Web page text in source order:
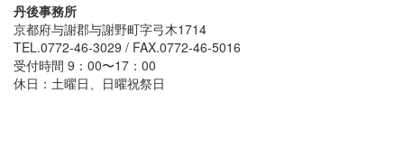
丹後事務所
京都府与謝郡与謝野町字弓木1714
TEL.0772-46-3029 / FAX.0772-46-5016
受付時間 9：00〜17：00
休日：土曜日、日曜祝祭日